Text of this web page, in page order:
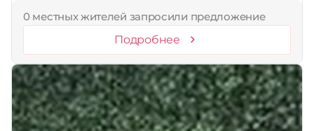
0 местных жителей запросили предложение
Подробнее